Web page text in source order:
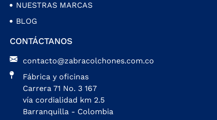
NUESTRAS MARCAS
BLOG
CONTÁCTANOS
contacto@zabracolchones.com.co
Fábrica y oficinas
Carrera 71 No. 3 167
vía cordialidad km 2.5
Barranquilla - Colombia